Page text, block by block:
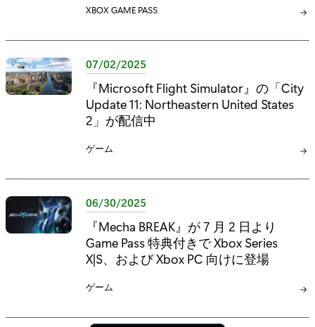
カ
ゴ
:
XBOX GAME PASS
07/02/2025
『Microsoft Flight Simulator』の「City
Update 11: Northeastern United States
2」が配信中
カ
ゴ
:
ゲーム
06/30/2025
『Mecha BREAK』が 7 月 2 日より
Game Pass 特典付きで Xbox Series
X|S、および Xbox PC 向けに登場
カ
ゴ
ゲーム